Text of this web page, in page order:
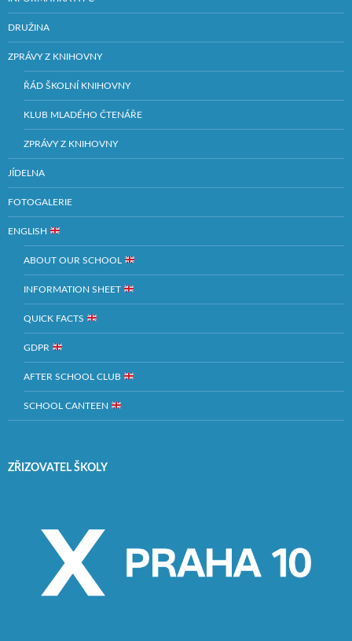
DRUŽINA
ZPRÁVY Z KNIHOVNY
ŘÁD ŠKOLNÍ KNIHOVNY
KLUB MLADÉHO ČTENÁŘE
ZPRÁVY Z KNIHOVNY
JÍDELNA
FOTOGALERIE
ENGLISH
ABOUT OUR SCHOOL
INFORMATION SHEET
QUICK FACTS
GDPR
AFTER SCHOOL CLUB
SCHOOL CANTEEN
ZŘIZOVATEL ŠKOLY